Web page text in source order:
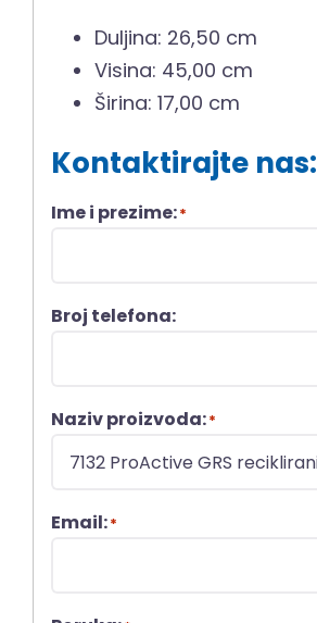
Duljina: 26,50 cm
Visina: 45,00 cm
Širina: 17,00 cm
Kontaktirajte nas:
Ime i prezime:*
Broj telefona:
Naziv proizvoda:*
Email:*